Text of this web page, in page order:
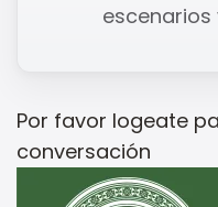
escenarios
Por favor logeate
conversación